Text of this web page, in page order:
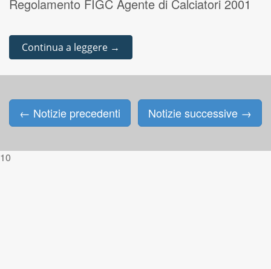
Regolamento FIGC Agente di Calciatori 2001
Continua a leggere →
Posts navigation
← Notizie precedenti Notizie successive →
10